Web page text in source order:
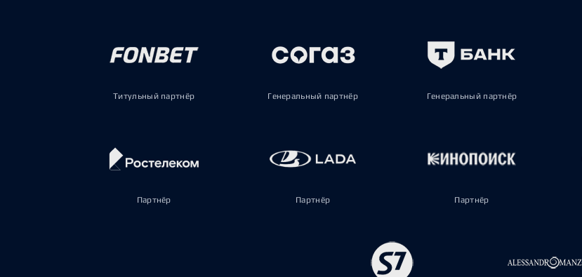
Титульный партнёр Генеральный партнёр Генеральный партнёр
Партнёр Партнёр Партнёр